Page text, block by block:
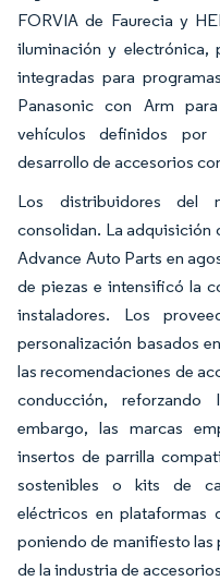
FORVIA de Faurecia y
iluminación y electrónica,
integradas para
Panasonic con Arm
vehículos definidos
desarrollo de accesorios
Los distribuidores del
consolidan. La adquisición
Advance Auto Parts en
de piezas e intensificó la
instaladores. Los
personalización basados
las recomendaciones de
conducción,
embargo, las marcas
insertos de parrilla
sostenibles o kits de
eléctricos en plataformas
poniendo de manifiesto las
de la industria de